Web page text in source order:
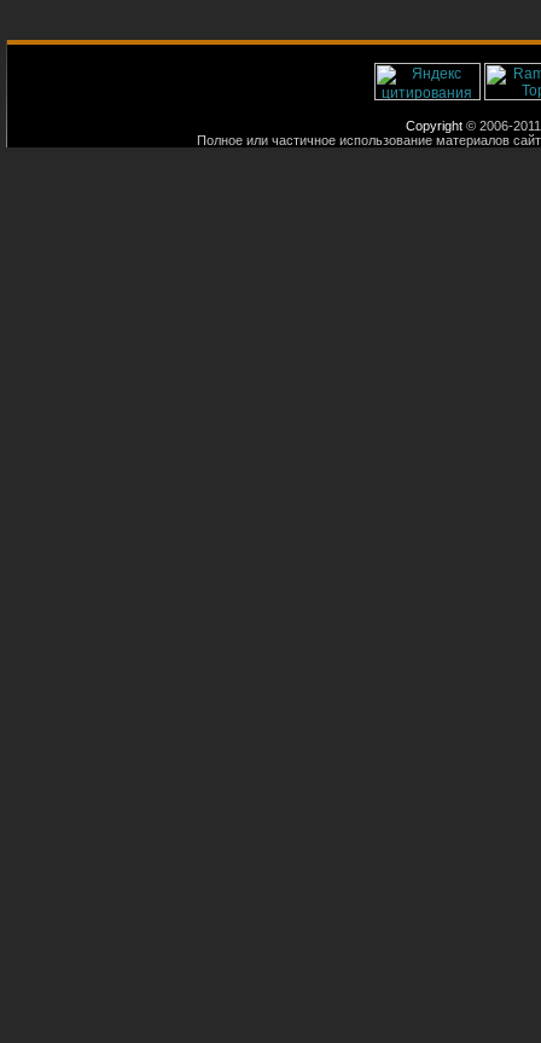
Copyright © 2006-
Полное или частичное использование материалов